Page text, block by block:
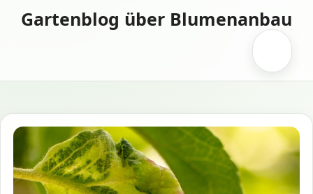
InhaltGartenblog über Blumenanbau